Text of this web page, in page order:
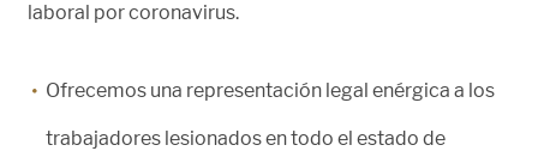
laboral por coronavirus.
Ofrecemos una representación legal enérgica a los
trabajadores lesionados en todo el estado de